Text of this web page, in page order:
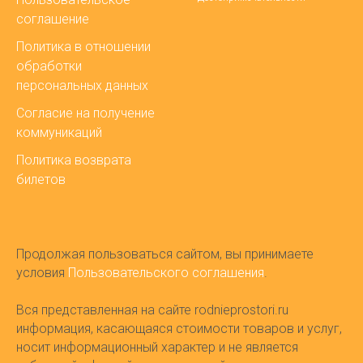
соглашение
Политика в отношении
обработки
персональных данных
Согласие на получение
коммуникаций
Политика возврата
билетов
Продолжая пользоваться сайтом, вы принимаете
условия Пользовательского соглашения.
Вся представленная на сайте rodnieprostori.ru
информация, касающаяся стоимости товаров и услуг,
носит информационный характер и не является